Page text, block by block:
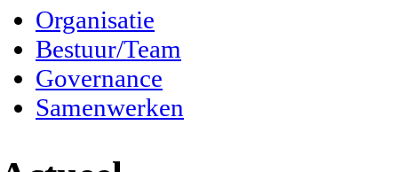
Organisatie
Bestuur/Team
Governance
Samenwerken